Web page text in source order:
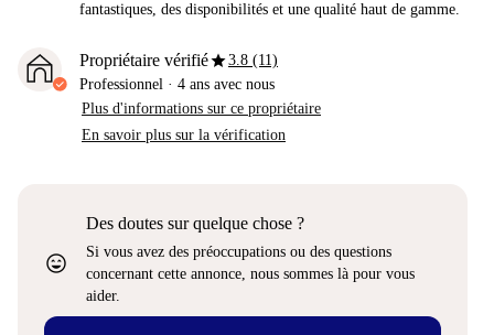
fantastiques, des disponibilités et une qualité haut de gamme.
Propriétaire vérifiéstar3.8 (11)
Professionnel · 4 ans avec nous
Plus d'informations sur ce propriétaire
En savoir plus sur la vérification
sentiment_very_satisfied
Des doutes sur quelque chose ?
Si vous avez des préoccupations ou des questions
concernant cette annonce, nous sommes là pour vous
aider.